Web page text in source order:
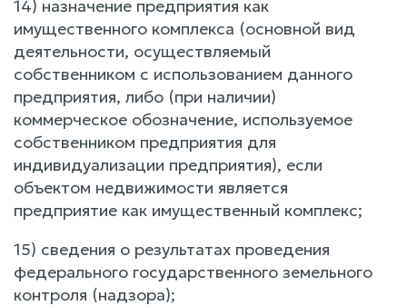
14) назначение предприятия как
имущественного комплекса (основной вид
деятельности, осуществляемый
собственником с использованием данного
предприятия, либо (при наличии)
коммерческое обозначение, используемое
собственником предприятия для
индивидуализации предприятия), если
объектом недвижимости является
предприятие как имущественный комплекс;
15) сведения о результатах проведения
федерального государственного земельного
контроля (надзора);